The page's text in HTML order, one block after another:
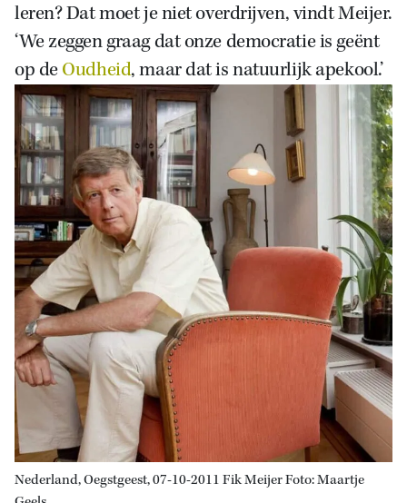
Zoek
leren? Dat moet je niet overdrijven, vindt Meijer.
‘We zeggen graag dat onze democratie is geënt
op deOudheid, maar dat is natuurlijk apekool.’
Nederland, Oegstgeest, 07-10-2011 Fik Meijer Foto: Maartje